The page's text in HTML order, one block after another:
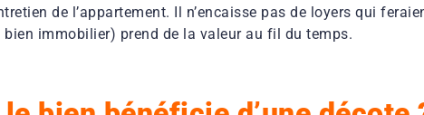
de l’appartement. Il n’encaisse pas de loyers qui
immobilier) prend de la valeur au fil du temps.